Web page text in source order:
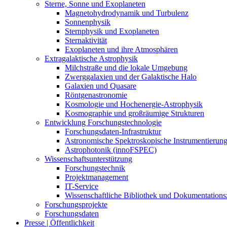
Sterne, Sonne und Exoplaneten
Magnetohydrodynamik und Turbulenz
Sonnenphysik
Sternphysik und Exoplaneten
Sternaktivität
Exoplaneten und ihre Atmosphären
Extragalaktische Astrophysik
Milchstraße und die lokale Umgebung
Zwerggalaxien und der Galaktische Halo
Galaxien und Quasare
Röntgenastronomie
Kosmologie und Hochenergie-Astrophysik
Kosmographie und großräumige Strukturen
Entwicklung Forschungstechnologie
Forschungsdaten-Infrastruktur
Astronomische Spektroskopische Instrumentierung
Astrophotonik (innoFSPEC)
Wissenschaftsunterstützung
Forschungstechnik
Projektmanagement
IT-Service
Wissenschaftliche Bibliothek und
Forschungsprojekte
Forschungsdaten
Presse | Öffentlichkeit